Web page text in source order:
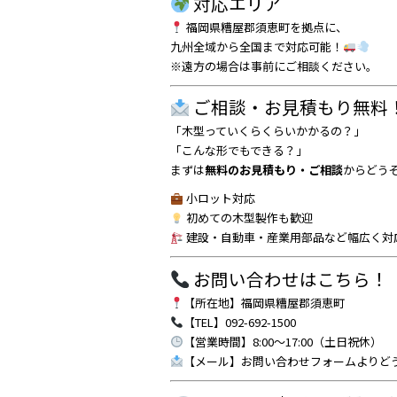
福岡県糟屋郡須恵町を拠点に、
九州全域から全国まで対応可能！
※遠方の場合は事前にご相談ください。
ご相談・お見積もり無料
「木型っていくらくらいかかるの？」
「こんな形でもできる？」
まずは無料のお見積もり・ご相談からどう
小ロット対応
初めての木型製作も歓迎
建設・自動車・産業用部品など幅広く対
お問い合わせはこちら！
【所在地】福岡県糟屋郡須恵町
【TEL】 092-692-1500
【営業時間】8:00～17:00（土日祝休）
【メール】 お問い合わせフォームよりど